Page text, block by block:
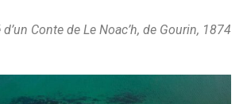
Conte de Le Noac’h, de Gourin, 1874